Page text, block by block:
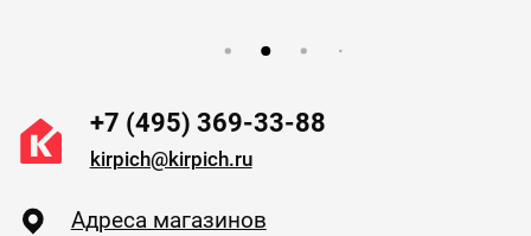
+7 (495) 369-33-88
kirpich@kirpich.ru
Адреса магазинов